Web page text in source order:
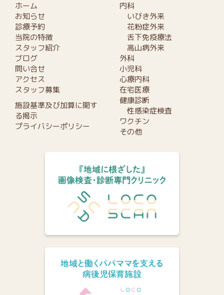
ホーム
お知らせ
診療予約
当院の特徴
スタッフ紹介
ブログ
問い合せ
アクセス
スタッフ募集
施設基準及び加算に関す
る掲示
プライバシーポリシー
内科
いびき外来
花粉症外来
舌下免疫療法
高山病外来
外科
小児科
心療内科
在宅医療
健康診断
性感染症検査
ワクチン
その他